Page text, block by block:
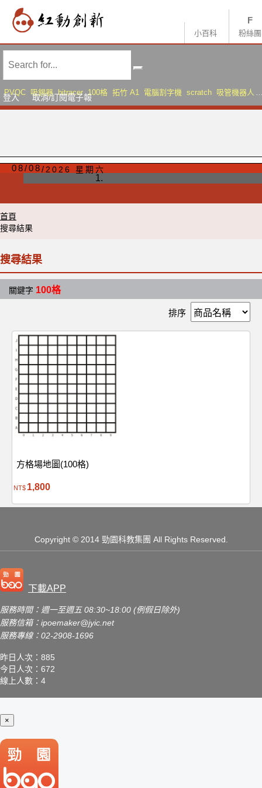
小百科 粉絲團
PVQC 吸錫器 bitracer 100格 拓竹 A1 電腦割字機 scratch 吸管機器人
AMS Lite Sonic Mini 8K S
登入 取消/訂閱電子報
08/08 2026 星期六
首頁
搜尋結果
搜尋結果
關鍵字 100格
排序
方格場地圖(100格)
NT$ 1,800
Copyright© 2014 勁園科教集團 All Rights Reserved.
下載APP
服務時間：週一至週五 08:30~18:00 (例假日除外)
服務信箱： ipoemaker@jyic.net
服務專線：02-2908-1696
昨日人次：885
今日人次：672
線上人數：4
×